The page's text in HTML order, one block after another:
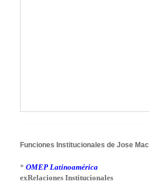
Funciones Institucionales de Jose
* OMEP Latinoamérica
exRelaciones Institucionales